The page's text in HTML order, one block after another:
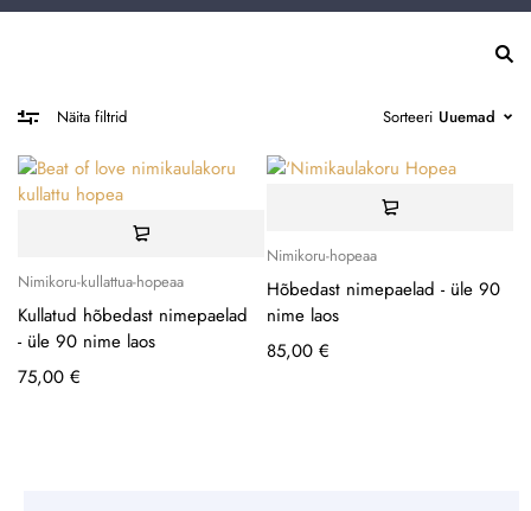
Näita filtrid Sorteeri Uuemad
Nimikoru-kullattua-hopeaa
Kullatud hõbedast nimepaelad
- üle 90 nime laos
75,00 €
Nimikoru-hopeaa
Hõbedast nimepaelad - üle 90
nime laos
85,00 €